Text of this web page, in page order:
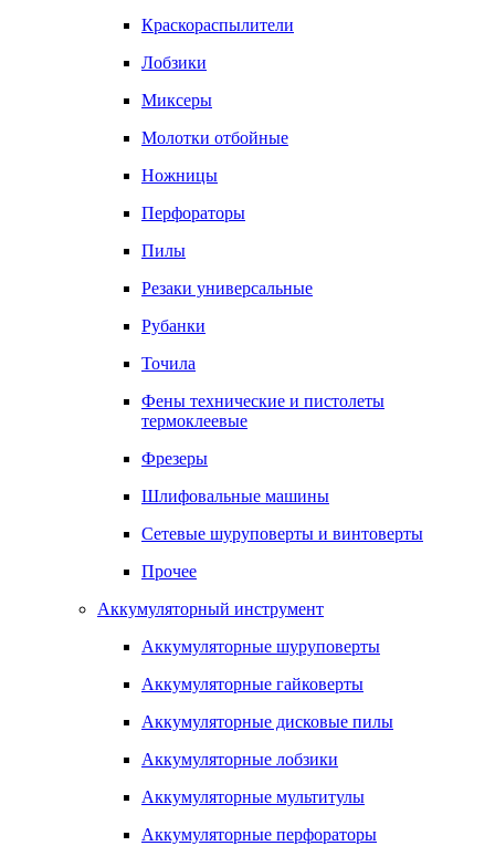
Краскораспылители
Лобзики
Миксеры
Молотки отбойные
Ножницы
Перфораторы
Пилы
Резаки универсальные
Рубанки
Точила
Фены технические и пистолеты
термоклеевые
Фрезеры
Шлифовальные машины
Сетевые шуруповерты и винтоверты
Прочее
Аккумуляторный инструмент
Аккумуляторные шуруповерты
Аккумуляторные гайковерты
Аккумуляторные дисковые пилы
Аккумуляторные лобзики
Аккумуляторные мультитулы
Аккумуляторные перфораторы